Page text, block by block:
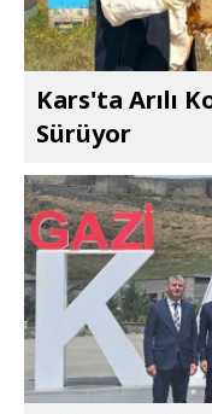
Kars'ta Arılı
Sürüyor